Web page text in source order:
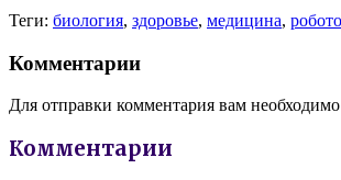
Теги: биология, здоровье, медицина,
Комментарии
Для отправки комментария вам необходимо
Комментарии